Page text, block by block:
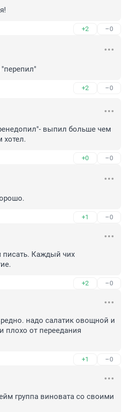
+2 –0
+2 –0
выпил больше чем
хотел.
+0 –0
+1 –0
Каждый чих
+2 –0
надо салатик овощной и
плохо от переедания
+1 –0
группа виновата со своими